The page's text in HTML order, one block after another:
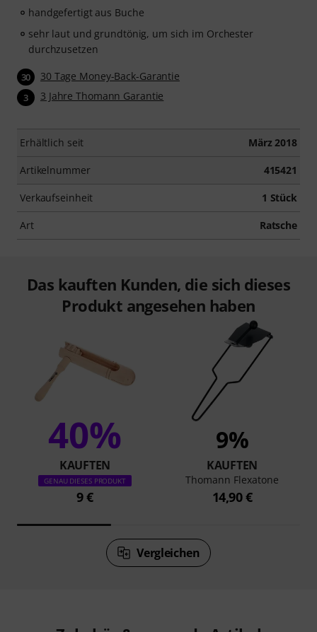
handgefertigt aus Buche
sehr laut und grundtönig, um sich im Orchester
durchzusetzen
30 30 Tage Money-Back-Garantie
3 3 Jahre Thomann Garantie
Erhältlich seit März 2018
Artikelnummer 415421
Verkaufseinheit 1 Stück
Art Ratsche
Das kauften Kunden, die sich dieses
Produkt angesehen haben
40%
KAUFTEN
GENAU DIESES PRODUKT
9 €
9%
KAUFTEN
Thomann Flexatone
14,90 €
Vergleichen